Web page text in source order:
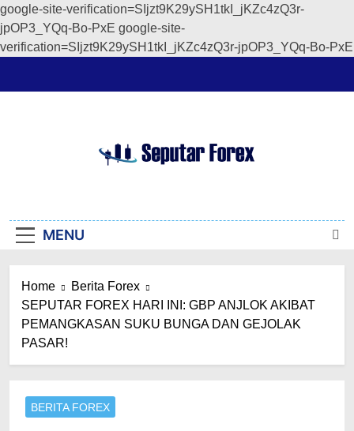
google-site-verification=SIjzt9K29ySH1tkI_jKZc4zQ3r-
jpOP3_YQq-Bo-PxE google-site-
verification=SIjzt9K29ySH1tkI_jKZc4zQ3r-jpOP3_YQq-Bo-PxE
MENU
Home
Berita Forex
SEPUTAR FOREX HARI INI: GBP ANJLOK AKIBAT
PEMANGKASAN SUKU BUNGA DAN GEJOLAK
PASAR!
BERITA FOREX